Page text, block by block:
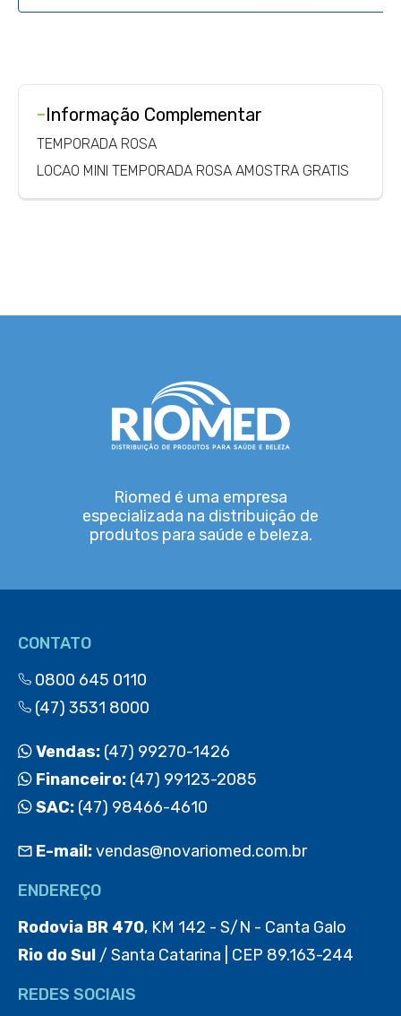
-Informação Complementar
TEMPORADA ROSA
LOCAO MINI TEMPORADA ROSA AMOSTRA GRATIS
Riomed é uma empresa
especializada na distribuição de
produtos para saúde e beleza.
CONTATO
0800 645 0110
(47) 3531 8000
Vendas: (47) 99270-1426
Financeiro: (47) 99123-2085
SAC: (47) 98466-4610
E-mail:vendas@novariomed.com.br
ENDEREÇO
Rodovia BR 470, KM 142 - S/N - Canta Galo
Rio do Sul / Santa Catarina | CEP 89.163-244
REDES SOCIAIS